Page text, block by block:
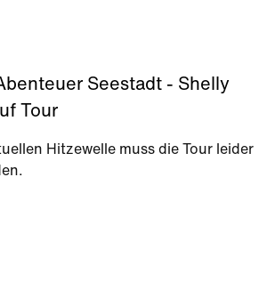
Seestadt - Shelly
Tour
Hitzewelle muss die Tour leider